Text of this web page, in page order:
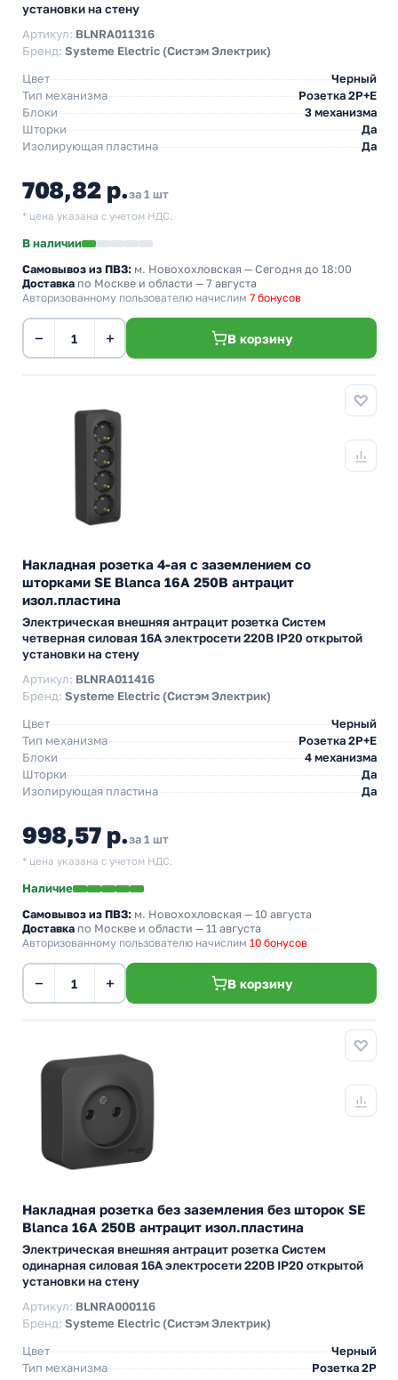
установки на стену
Артикул: BLNRA011316
Бренд: Systeme Electric (Систэм Электрик)
Цвет
Черный
Тип механизма
Розетка 2Р+Е
Блоки
3 механизма
Шторки
Да
Изолирующая пластина
Да
708,82 р.за 1 шт
* цена указана с учетом НДС.
В наличии
Самовывоз из ПВЗ: м. Новохохловская — Сегодня до 18:00
Доставка по Москве и области — 7 августа
Авторизованному пользователю начислим 7 бонусов
− + В корзину
Накладная розетка 4-ая с заземлением со
шторками SE Blanca 16А 250В антрацит
изол.пластина
Электрическая внешняя антрацит розетка Систем
четверная силовая 16А электросети 220В IP20 открытой
установки на стену
Артикул: BLNRA011416
Бренд: Systeme Electric (Систэм Электрик)
Цвет
Черный
Тип механизма
Розетка 2Р+Е
Блоки
4 механизма
Шторки
Да
Изолирующая пластина
Да
998,57 р.за 1 шт
* цена указана с учетом НДС.
Наличие
Самовывоз из ПВЗ: м. Новохохловская — 10 августа
Доставка по Москве и области — 11 августа
Авторизованному пользователю начислим 10 бонусов
− + В корзину
Накладная розетка без заземления без шторок SE
Blanca 16А 250В антрацит изол.пластина
Электрическая внешняя антрацит розетка Систем
одинарная силовая 16А электросети 220В IP20 открытой
установки на стену
Артикул: BLNRA000116
Бренд: Systeme Electric (Систэм Электрик)
Цвет
Черный
Тип механизма
Розетка 2Р